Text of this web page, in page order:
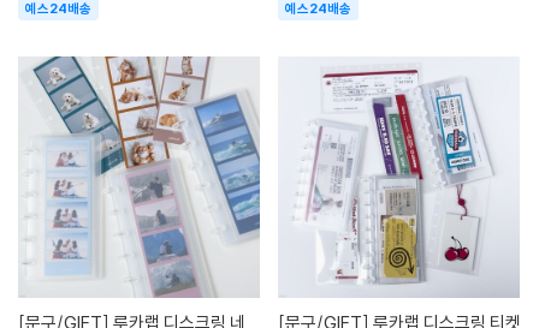
예스24배송 예스24배송
[문구/GIFT] [문구/GIFT]